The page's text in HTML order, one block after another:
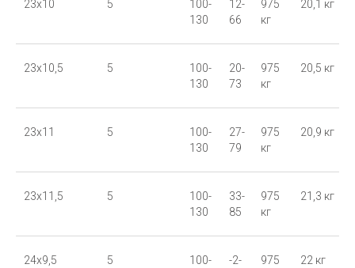
23x10 5
100-
130
12-
66
975
кг
20,1 кг
23x10,5 5
100-
130
20-
73
975
кг
20,5 кг
23x11 5
100-
130
27-
79
975
кг
20,9 кг
23x11,5 5
100-
130
33-
85
975
кг
21,3 кг
24x9,5 5
100-
-2-
975
22 кг